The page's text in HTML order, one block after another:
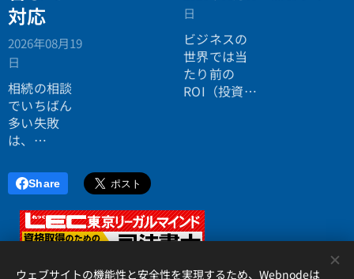
対応
2026年08月19
日
相続の相談
でいちばん
多い失敗
は、
行ったら登
記の話がで
きず、司法
書士に行っ
たら税金が
日
ビジネスの
世界では当
たり前の
ROI（投資対
Share
ウェブサイトの機能性と安全性を実現するため、Webnodeは